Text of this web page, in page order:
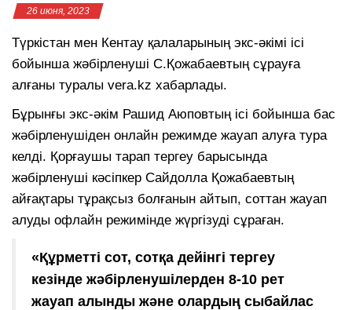
26 июня, 2023
Түркістан мен Кентау қалаларының экс-әкімі ісі
бойынша жәбірленуші С.Қожабаевтың сұрауға
алғаны туралы vera.kz хабарлады.
Бұрынғы экс-әкім Рашид Аюповтың ісі бойынша бас
жәбірленушіден онлайн режимде жауап алуға тура
келді. Қорғаушы тарап тергеу барысында
жәбірленуші кәсіпкер Сайдолла Қожабаевтың
айғақтары тұрақсыз болғанын айтып, соттан жауап
алуды офлайн режимінде жүргізуді сұраған.
«Құрметті сот, сотқа дейінгі тергеу
кезінде жәбірленушілерден 8-10 рет
жауап алынды және олардың сыбайлас